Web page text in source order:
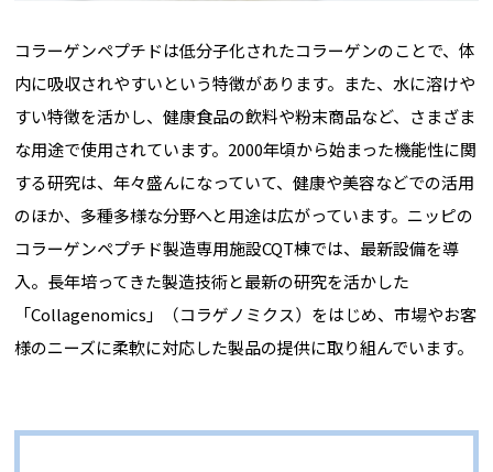
コラーゲンペプチドは低分子化されたコラーゲンのことで、体
内に吸収されやすいという特徴があります。また、水に溶けや
すい特徴を活かし、健康食品の飲料や粉末商品など、さまざま
な用途で使用されています。2000年頃から始まった機能性に関
する研究は、年々盛んになっていて、健康や美容などでの活用
のほか、多種多様な分野へと用途は広がっています。ニッピの
コラーゲンペプチド製造専用施設CQT棟では、最新設備を導
入。長年培ってきた製造技術と最新の研究を活かした
「Collagenomics」（コラゲノミクス）をはじめ、市場やお客
様のニーズに柔軟に対応した製品の提供に取り組んでいます。